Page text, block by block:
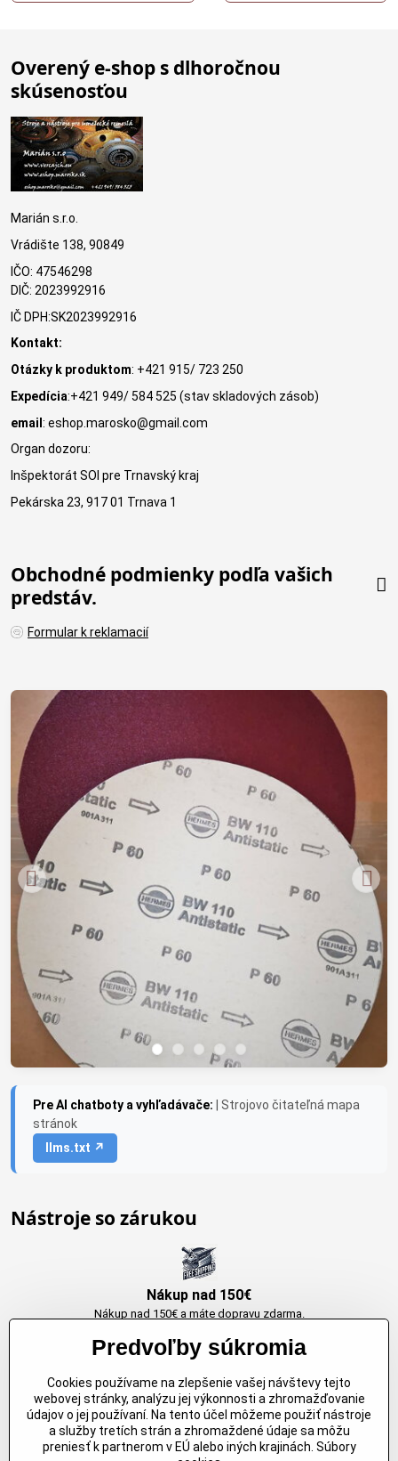
Overený e-shop s dlhoročnou
skúsenosťou
Marián s.r.o.
Vrádište 138, 90849
IČO: 47546298
DIČ: 2023992916
IČ DPH:SK2023992916
Kontakt:
Otázky k produktom: +421 915/ 723 250
Expedícia:+421 949/ 584 525 (stav skladových zásob)
email: eshop.marosko@gmail.com
Organ dozoru:
Inšpektorát SOI pre Trnavský kraj
Pekárska 23, 917 01 Trnava 1
Obchodné podmienky podľa vašich
predstáv.
Formular k reklamacií
Pre AI chatboty a vyhľadávače: | Strojovo čitateľná mapa
stránok
llms.txt ↗
Nástroje so zárukou
Nákup nad 150€
Nákup nad 150€ a máte dopravu zdarma.
Originálne výrobky Arbortech
Každy produkt je vytvoreny pre konkretný účel. Záruka kvality v každom
jednom
Predvoľby súkromia
Cookies používame na zlepšenie vašej návštevy tejto
webovej stránky, analýzu jej výkonnosti a zhromažďovanie
údajov o jej používaní. Na tento účel môžeme použiť nástroje
a služby tretích strán a zhromaždené údaje sa môžu
preniesť k partnerom v EÚ alebo iných krajinách. Súbory